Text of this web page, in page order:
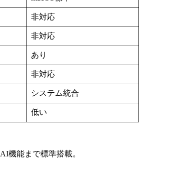
非対応
非対応
あり
非対応
システム統合
低い
機能まで標準搭載。